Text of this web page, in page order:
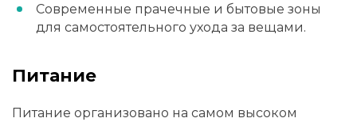
Современные прачечные и бытовые зоны
для самостоятельного ухода за вещами.
Питание
Питание организовано на самом высоком